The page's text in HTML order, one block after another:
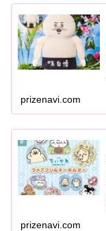
prizenavi.com
prizenavi.com